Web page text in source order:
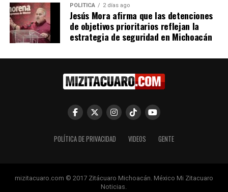
Me gusta esto:
POLÍTICA 2 días ago
Jesús Mora afirma que las detenciones
de objetivos prioritarios reflejan la
estrategia de seguridad en Michoacán
POLÍTICA DE PRIVACIDAD VIDEOS GENTE
mizitacuaro.com © 2017 Zitácuaro Michoacán. México Mi Zitacuaro
Noticias.